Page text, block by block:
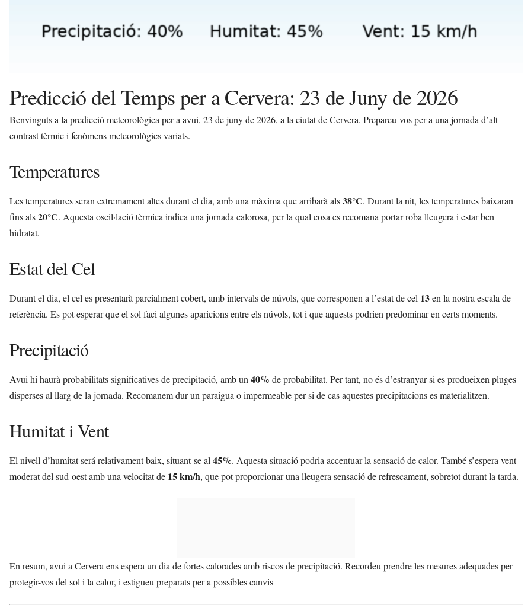
Predicció del Temps per a Cervera: 23 de Juny de 2026
Benvinguts a la predicció meteorològica per a avui, 23 de juny de 2026, a la ciutat de Cervera. Prepareu-vos per a una jornada d’alt
contrast tèrmic i fenòmens meteorològics variats.
Temperatures
Les temperatures seran extremament altes durant el dia, amb una màxima que arribarà als38°C. Durant la nit, les temperatures baixaran
fins als20°C. Aquesta oscil·lació tèrmica indica una jornada calorosa, per la qual cosa es recomana portar roba lleugera i estar ben
hidratat.
Estat del Cel
Durant el dia, el cel es presentarà parcialment cobert, amb intervals de núvols, que corresponen a l’estat de cel 13en la nostra escala de
referència. Es pot esperar que el sol faci algunes aparicions entre els núvols, tot i que aquests podrien predominar en certs moments.
Precipitació
Avui hi haurà probabilitats significatives de precipitació, amb un 40% de probabilitat. Per tant, no és d’estranyar si es produeixen pluges
disperses al llarg de la jornada. Recomanem dur un paraigua o impermeable per si de cas aquestes precipitacions es materialitzen.
Humitat i Vent
El nivell d’humitat será relativament baix, situant-se al 45%. Aquesta situació podria accentuar la sensació de calor. També s’espera vent
moderat del sud-oest amb una velocitat de 15 km/h, que pot proporcionar una lleugera sensació de refrescament, sobretot durant la tarda.
En resum, avui a Cervera ens espera un dia de fortes calorades amb riscos de precipitació. Recordeu prendre les mesures adequades per
protegir-vos del sol i la calor, i estigueu preparats per a possibles canvis